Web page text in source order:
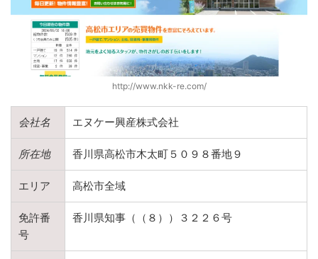
http://www.nkk-re.com/
会社名 エヌケー興産株式会社
所在地 香川県高松市木太町５０９８番地９
エリア 高松市全域
免許番
号
香川県知事（（８））３２２６号